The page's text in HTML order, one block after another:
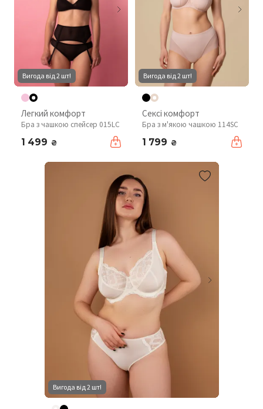
Вигода від 2 шт!
Легкий комфорт
Бра з чашкою спейсер 015LC
1 499 ₴
Вигода від 2 шт!
Сексі комфорт
Бра з м'якою чашкою 114SC
1 799 ₴
Вигода від 2 шт!